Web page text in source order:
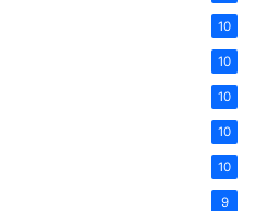
10
10
10
10
10
9